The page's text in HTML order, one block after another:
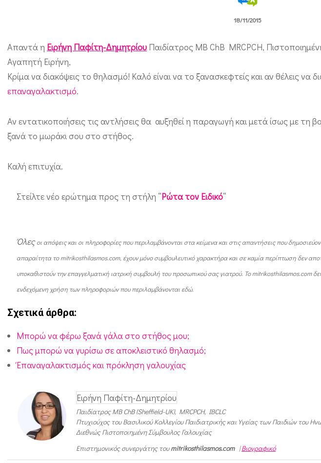
α
π
ό
0
μ
ρ
ς
;
18/11/2015
Απαντά η Ειρήνη Παφίτη-Δημητρίου Παιδίατρος MB ChB MRCPCH,
Αγαπητή Ειρήνη,
Κρίμα να διακόψεις το θηλασμό! Καλό είναι να το ξανασκεφτείς και αν θέλεις να
επαναγαλακτισμό.
Αν εντατικοποιήσεις τις αντλήσεις θα αυξηθεί η παραγωγή και μετά ίσως με τη
ξανά το μωράκι σου στο στήθος.
Καλή επιτυχία.
Στείλτε νέο ερώτημα προς τη στήλη “Ρώτα τον Ειδικό“
Όλεςοι απόψεις και οι πληροφορίες που περιλαμβάνονται στα κείμενα και στις απαντήσεις που
απαραίτητα το mitrikosthilasmos.com, έχουν μόνο συμβουλευτικό χαρακτήρα και σε καμία περίπτωση δεν
υποκαθιστούν την επαγγελματική ιατρική συμβουλή του προσωπικού σας γιατρού. Το mitrikosthilasmos.com
ενδεχόμενη χρήση των πληροφοριών που περιλαμβάνονται εδώ.
Σχετικά άρθρα:
Μπορώ να φέρω ξανά γάλα στο στήθος μου;
Πως μπορώ να γυρίσω σε αποκλειστικό θηλασμό;
Έπαναγαλακτισμός και πρόκληση γαλουχίας
Ειρήνη Παφίτη-Δημητρίου
Παιδίατρος MB ChB (Sheffield-UK), MRCPCH, IBCLC
Πτυχιούχος του Βασιλικού Κολλεγίου Παιδιατρικής και Υγείας των Παιδιών του
Διεθνώς Πιστοποιημένη Σύμβουλος Γαλουχίας
Επιστημονικός συνεργάτης τουmitrikosthilasmos.com|Βιογραφικό